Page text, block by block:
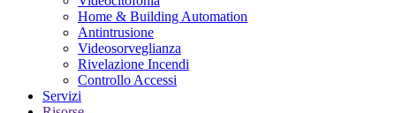
Home & Building Automation
Antintrusione
Videosorveglianza
Rivelazione Incendi
Controllo Accessi
Servizi